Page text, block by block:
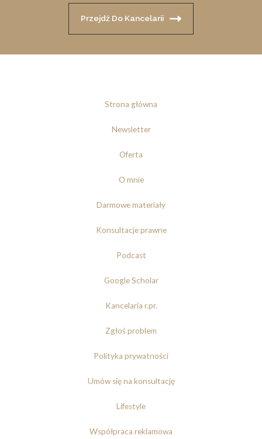
Przejdź Do Kancelarii
Strona główna
Newsletter
Oferta
O mnie
Darmowe materiały
Konsultacje prawne
Podcast
Google Scholar
Kancelaria r.pr.
Zgłoś problem
Polityka prywatności
Umów się na konsultację
Lifestyle
Współpraca reklamowa